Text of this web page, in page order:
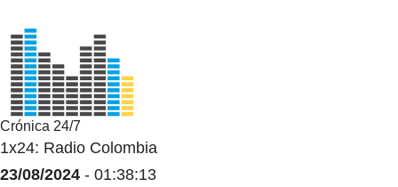
Crónica 24/7
1x24: Radio Colombia
23/08/2024 - 01:38:13